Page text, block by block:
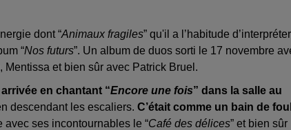
dont “Animaux fragiles” qu'il a l’habitude d’interpréter
“Nos futurs”. Un album de duos sorti le 17 novembre
et bien sûr avec Patrick Bruel.
en chantant “Encore une fois” dans la salle au
descendant les escaliers. C’était comme un bain de
avec ses incontournables le “Café des délices” et bien sûr